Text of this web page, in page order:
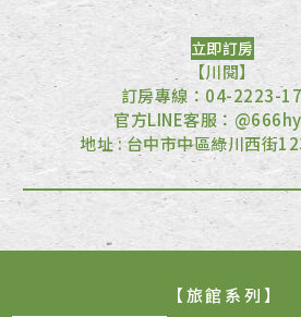
立即訂房
【川閱】
訂房專線：04-2223-
官方LINE客服：
地址 : 台中市中區綠川西街
【旅館系列】